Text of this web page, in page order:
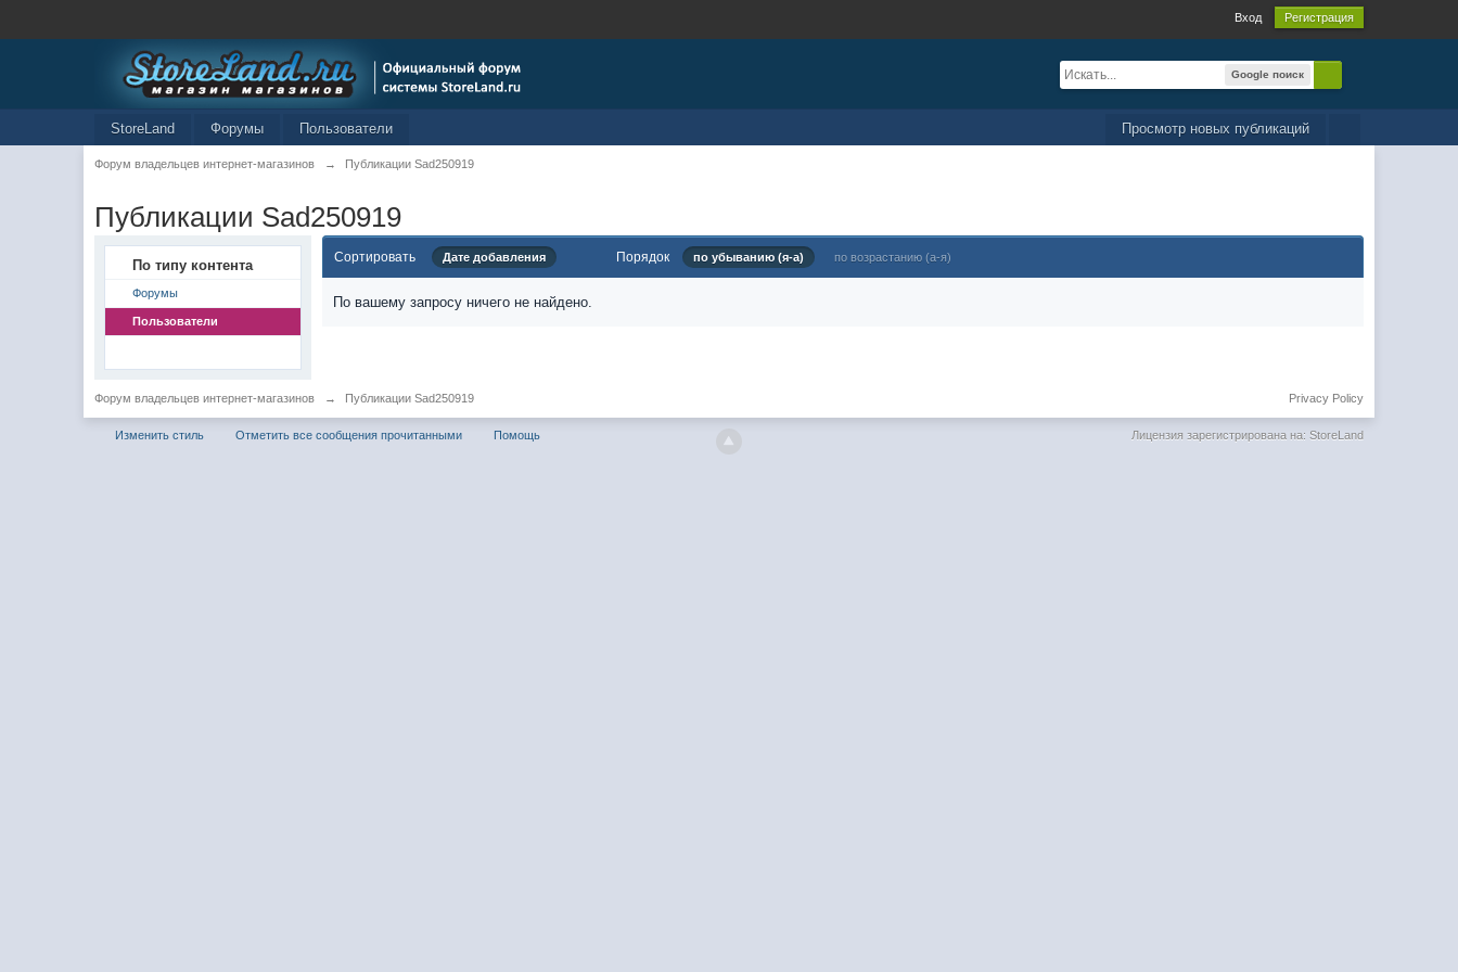
Вход Регистрация
Google поиск
Просмотр новых публикаций
StoreLand Форумы Пользователи
Форум владельцев интернет-магазинов → Публикации Sad250919
Публикации Sad250919
По типу контента
Форумы
Пользователи
Сортировать Дате добавления Порядок по убыванию (я-а) по возрастанию (а-я)
По вашему запросу ничего не найдено.
Форум владельцев интернет-магазинов → Публикации Sad250919 Privacy Policy
Изменить стиль Отметить все сообщения прочитанными Помощь Лицензия зарегистрирована на: StoreLand